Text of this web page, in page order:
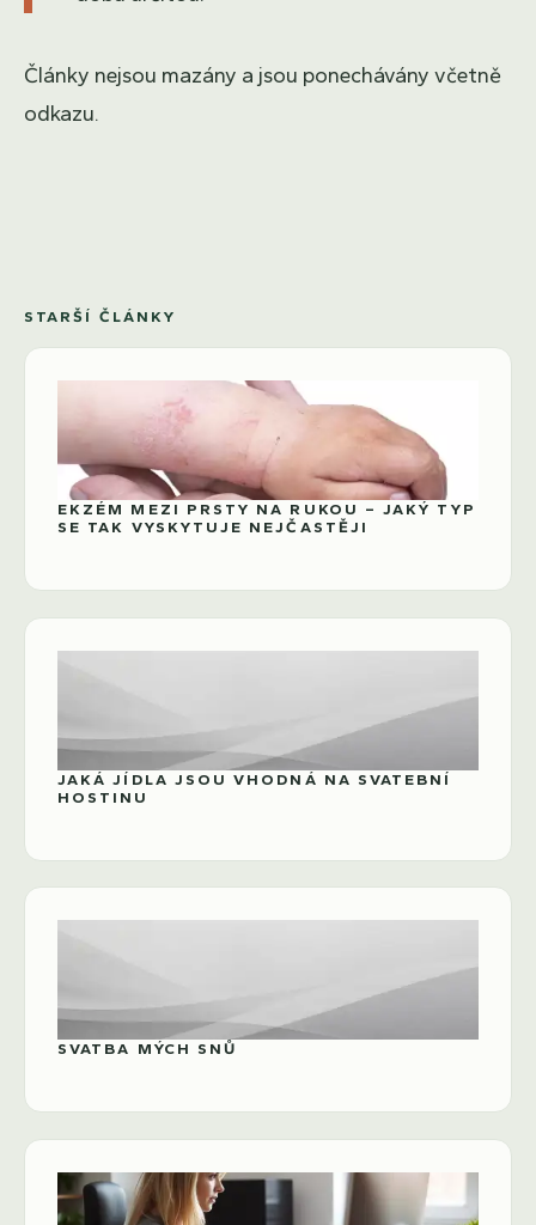
Články nejsou mazány a jsou ponechávány včetně
odkazu.
STARŠÍ ČLÁNKY
EKZÉM MEZI PRSTY NA RUKOU – JAKÝ TYP
SE TAK VYSKYTUJE NEJČASTĚJI
JAKÁ JÍDLA JSOU VHODNÁ NA SVATEBNÍ
HOSTINU
SVATBA MÝCH SNŮ